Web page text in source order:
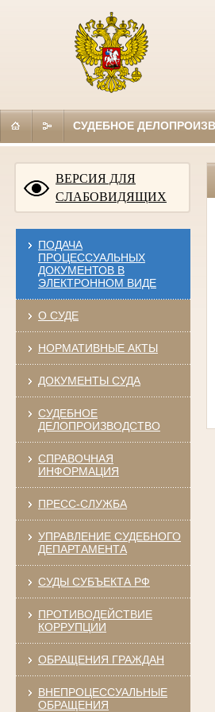
СУДЕБНОЕ
ВЕРСИЯ ДЛЯ
СЛАБОВИДЯЩИХ
ПОДАЧА
ПРОЦЕССУАЛЬНЫХ
ДОКУМЕНТОВ В
ЭЛЕКТРОННОМ ВИДЕ
О СУДЕ
НОРМАТИВНЫЕ АКТЫ
ДОКУМЕНТЫ СУДА
СУДЕБНОЕ
ДЕЛОПРОИЗВОДСТВО
СПРАВОЧНАЯ
ИНФОРМАЦИЯ
ПРЕСС-СЛУЖБА
УПРАВЛЕНИЕ СУДЕБНОГО
ДЕПАРТАМЕНТА
СУДЫ СУБЪЕКТА РФ
ПРОТИВОДЕЙСТВИЕ
КОРРУПЦИИ
ОБРАЩЕНИЯ ГРАЖДАН
ВНЕПРОЦЕССУАЛЬНЫЕ
ОБРАЩЕНИЯ